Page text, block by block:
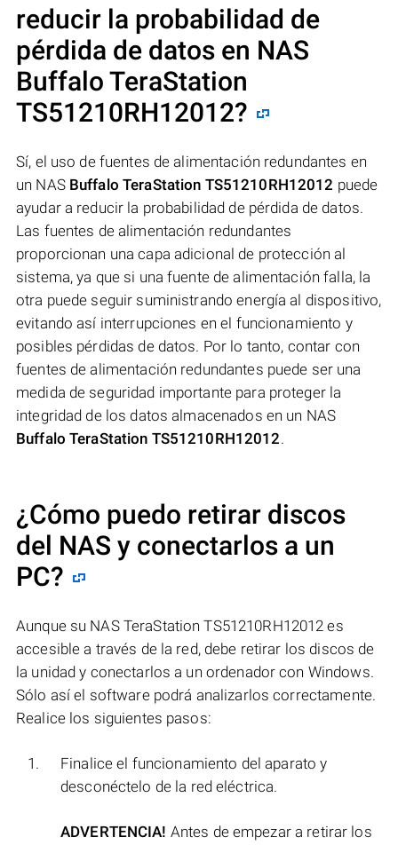
reducir la probabilidad de
pérdida de datos en NAS
Buffalo TeraStation
TS51210RH12012?
Sí, el uso de fuentes de alimentación redundantes en
un NAS Buffalo TeraStation TS51210RH12012 puede
ayudar a reducir la probabilidad de pérdida de datos.
Las fuentes de alimentación redundantes
proporcionan una capa adicional de protección al
sistema, ya que si una fuente de alimentación falla, la
otra puede seguir suministrando energía al dispositivo,
evitando así interrupciones en el funcionamiento y
posibles pérdidas de datos. Por lo tanto, contar con
fuentes de alimentación redundantes puede ser una
medida de seguridad importante para proteger la
integridad de los datos almacenados en un NAS
Buffalo TeraStation TS51210RH12012.
¿Cómo puedo retirar discos
del NAS y conectarlos a un
PC?
Aunque su NAS TeraStation TS51210RH12012 es
accesible a través de la red, debe retirar los discos de
la unidad y conectarlos a un ordenador con Windows.
Sólo así el software podrá analizarlos correctamente.
Realice los siguientes pasos:
Finalice el funcionamiento del aparato y
desconéctelo de la red eléctrica.
ADVERTENCIA! Antes de empezar a retirar los